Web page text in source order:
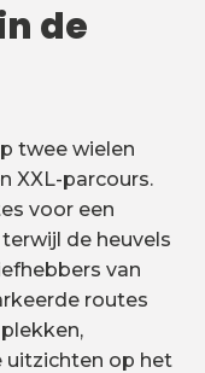
de
twee wielen
XXL-parcours.
voor een
de heuvels
van
routes
uitzichten op het